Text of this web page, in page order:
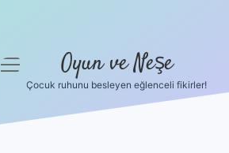
menüyü
Oyun ve Neşe
Çocuk ruhunu besleyen eğlenceli fikirler!